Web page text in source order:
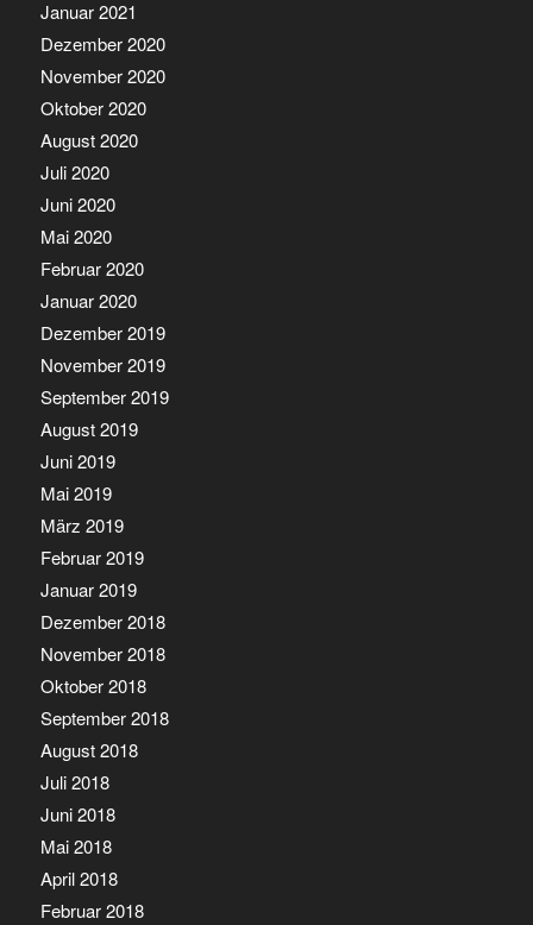
Januar 2021
Dezember 2020
November 2020
Oktober 2020
August 2020
Juli 2020
Juni 2020
Mai 2020
Februar 2020
Januar 2020
Dezember 2019
November 2019
September 2019
August 2019
Juni 2019
Mai 2019
März 2019
Februar 2019
Januar 2019
Dezember 2018
November 2018
Oktober 2018
September 2018
August 2018
Juli 2018
Juni 2018
Mai 2018
April 2018
Februar 2018